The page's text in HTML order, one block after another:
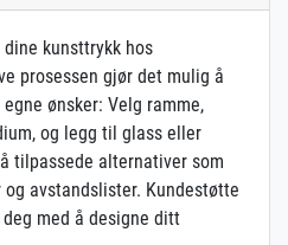
kunsttrykk hos
prosessen gjør det mulig å
ønsker: Velg ramme,
og legg til glass eller
tilpassede alternativer som
avstandslister. Kundestøtte
med å designe ditt